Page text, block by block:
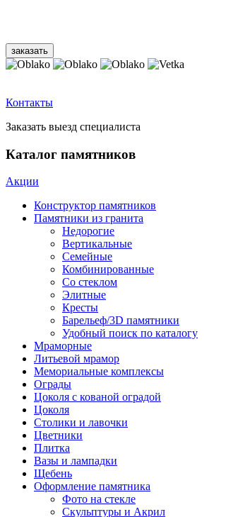
Контакты
Заказать выезд специалиста
Каталог памятников
Акции
Конструктор памятников
Памятники из гранита
Недорогие
Вертикальные
Семейные
Комбинированные
Со стеклом
Элитные
Кресты
Барельеф/3D памятники
Удобный поиск по каталогу
Мраморные
Литьевой мрамор
Мемориальные комплексы
Ограды
Цоколя с кованой оградой
Цоколя
Столики и лавочки
Цветники
Плитка
Вазы и лампадки
Щебень
Оформление памятника
Фото на стекле
Скульптуры и Акрил